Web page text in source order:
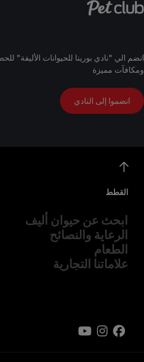
انضم الي "نادي بورينا للحيوانات
ومكافآت مميزة
انضموا إلى النادي
القطط
ابحث عن حيوان أليف
الرعاية والنصائح
الطعام
علاماتنا التجارية